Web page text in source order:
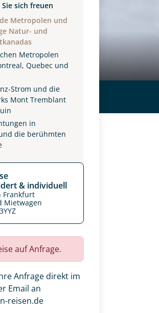
sich freuen
Metropolen und
Natur- und
Metropolen
Quebec und
Strom und die
Mont Tremblant
in
die berühmten
& individuell
Frankfurt
Mietwagen
auf Anfrage.
Anfrage direkt im
Email an
reisen.de